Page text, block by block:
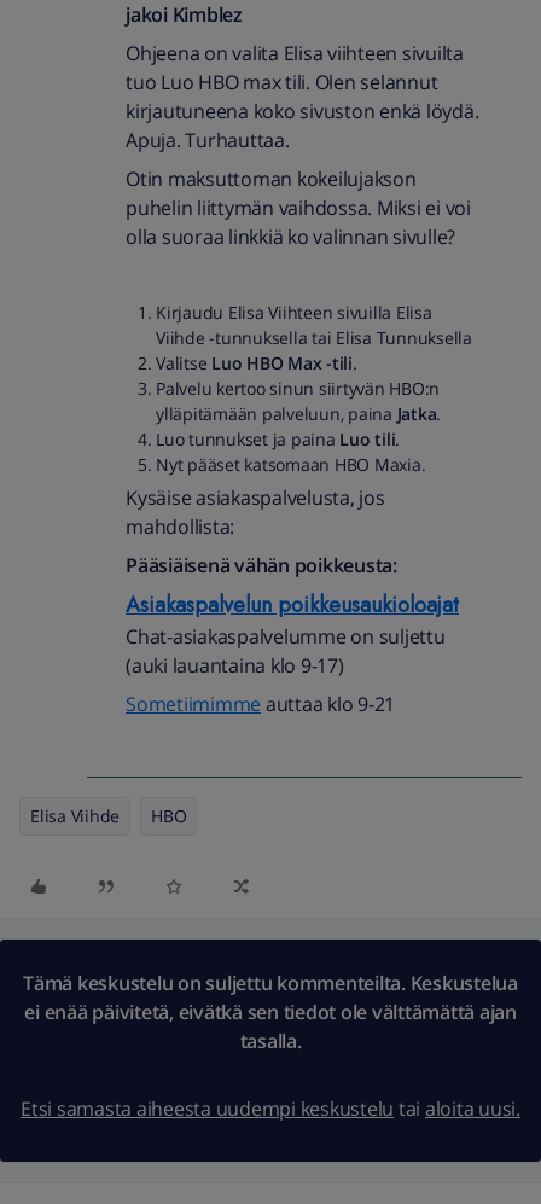
jakoi Kimblez
Ohjeena on valita Elisa viihteen sivuilta
tuo Luo HBO max tili. Olen selannut
kirjautuneena koko sivuston enkä löydä.
Apuja. Turhauttaa.
Otin maksuttoman kokeilujakson
puhelin liittymän vaihdossa. Miksi ei voi
olla suoraa linkkiä ko valinnan sivulle?
Kirjaudu Elisa Viihteen sivuilla Elisa
Viihde -tunnuksella tai Elisa Tunnuksella
Valitse Luo HBO Max -tili.
Palvelu kertoo sinun siirtyvän HBO:n
ylläpitämään palveluun, paina Jatka.
Luo tunnukset ja paina Luo tili.
Nyt pääset katsomaan HBO Maxia.
Kysäise asiakaspalvelusta, jos
mahdollista:
Pääsiäisenä vähän poikkeusta:
Asiakaspalvelun poikkeusaukioloajat
Chat-asiakaspalvelumme on suljettu
(auki lauantaina klo 9-17)
Sometiimimme auttaa klo 9-21
Elisa Viihde HBO
Tämä keskustelu on suljettu kommenteilta. Keskustelua
ei enää päivitetä, eivätkä sen tiedot ole välttämättä ajan
tasalla.
Etsi samasta aiheesta uudempi keskustelu tai aloita uusi.